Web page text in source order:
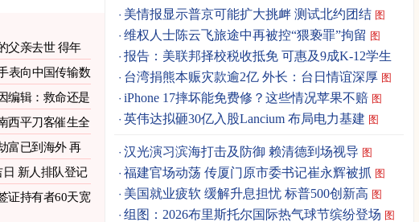
父亲去世 得年
表向中国传输数
编辑：救命还是
西平刀客催生全
富已到海外 再
日 新人排队登记
证持有者60天宽
美情报显示普京可能扩大挑衅 测试北约团结 图
维权人士陈云飞旅途中再被控“猥亵罪”拘留 图
报告：美联邦择校税收抵免 可惠及9成K-12学生
图
台湾捐熊本赈灾款逾2亿 外长：台日情谊深厚 图
iPhone 17摔坏能免费修？这些情况苹果不赔 图
英伟达拟砸30亿入股Lancium 布局电力基建 图
汉光演习滨海打击及防御 赖清德到场视导 图
福建官场动荡 传厦门原市委书记崔永辉被抓 图
美国就业疲软 缓解升息担忧 标普500创新高 图
组图：2026布里斯托尔国际热气球节缤纷登场 图